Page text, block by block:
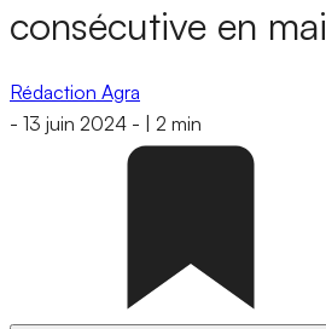
consécutive en mai
Rédaction Agra
- 13 juin 2024 - 2 min